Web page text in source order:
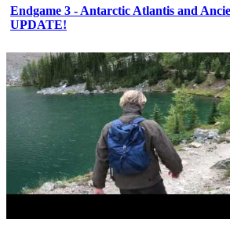
Endgame 3 - Antarctic Atlantis and
UPDATE!